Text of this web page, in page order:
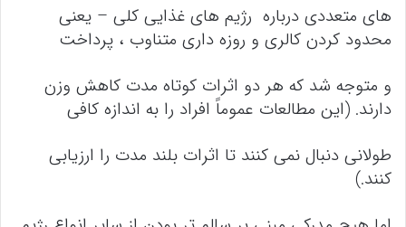
های متعددی درباره رژیم های غذایی کلی – یعنی
محدود کردن کالری و روزه داری متناوب ، پرداخت
و متوجه شد که هر دو اثرات کوتاه مدت کاهش وزن
دارند. (این مطالعات عموماً افراد را به اندازه کافی
طولانی دنبال نمی کنند تا اثرات بلند مدت را ارزیابی
کنند.)